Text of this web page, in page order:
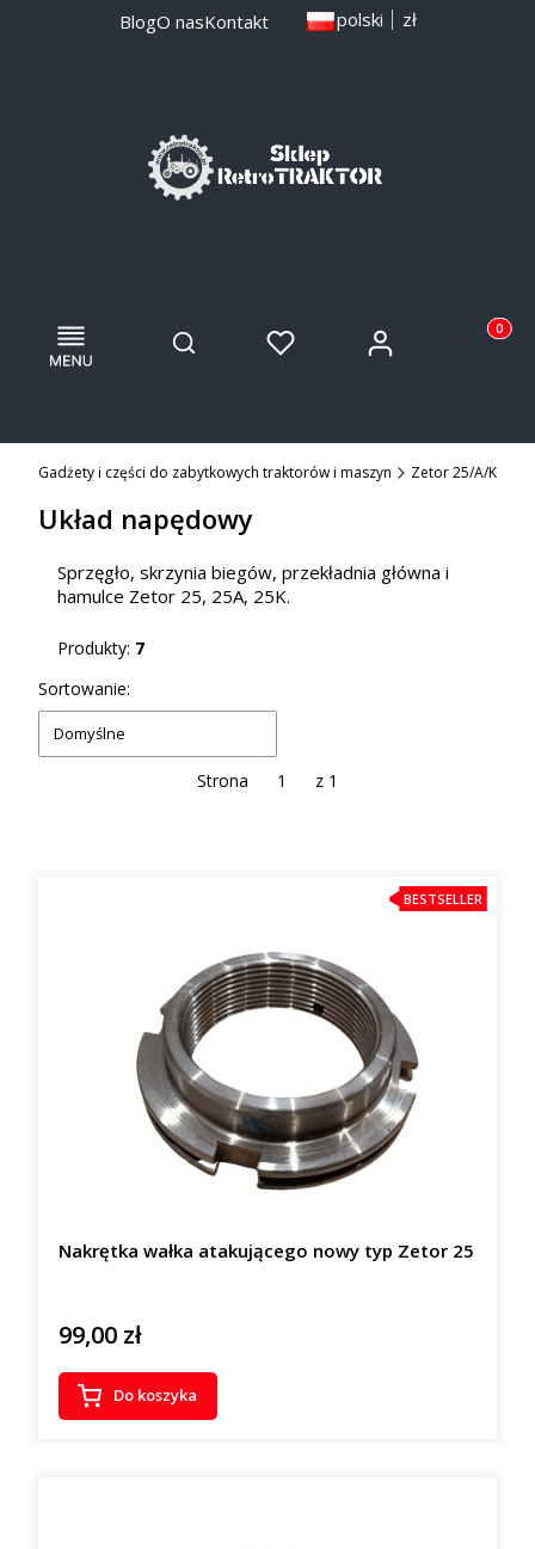
BlogO nasKontakt polski zł
Menu Otwórz wyszukiwarkę
Szukaj Ulubione Zaloguj się Koszyk
- Gadżety i części do zabytkowych traktorów i maszyn Zetor 25/A/K
Układ napędowy
Sprzęgło, skrzynia biegów, przekładnia główna i
hamulce Zetor 25, 25A, 25K.
Produkty: 7
Lista produktów
Sortowanie:
Domyślne
Strona z 1
BESTSELLER
Nakrętka wałka atakującego nowy typ Zetor 25
Cena
99,00 zł
Do koszyka